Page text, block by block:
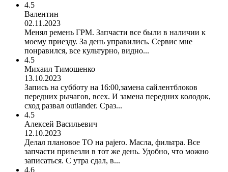
4.5
Валентин
02.11.2023
Менял ремень ГРМ. Запчасти все были в наличии к
моему приезду. За день управились. Сервис мне
понравился, все культурно, видно...
4.5
Михаил Тимошенко
13.10.2023
Запись на субботу на 16:00,замена сайлентблоков
передних рычагов, всех. И замена передних колодок,
сход развал outlander. Сраз...
4.5
Алексей Васильевич
12.10.2023
Делал плановое ТО на pajero. Масла, фильтра. Все
запчасти привезли в тот же день. Удобно, что можно
записаться. С утра сдал, в...
4.6